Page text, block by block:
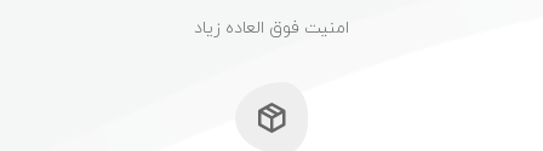
امنیت فوق العاده زیاد